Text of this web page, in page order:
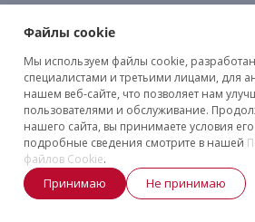
Заказать звонок
Подписаться на рассылку
Клиентское соглашение
Политика конфиденциальности
2026 © «Словодело». Все права
Файлы cookie
Мы используем файлы cookie,
специалистами и третьими лицами, для
нашем веб-сайте, что позволяет нам
пользователями и обслуживание.
нашего сайта, вы принимаете условия
подробные сведения смотрите в нашей
файлов Cookie.
Принимаю Не принимаю